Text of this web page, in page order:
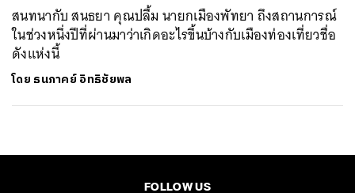
สนทนากับ สนธยา คุณปลื้ม นายกเมืองพัทยา ถึงสถานการณ์
ในช่วงหนึ่งปีที่ผ่านมาว่าเกิดอะไรขึ้นบ้างกับเมืองท่องเที่ยวชื่อ
ดังแห่งนี้
โดย ธนภาคย์ อิทธิชัยพล
FOLLOW US